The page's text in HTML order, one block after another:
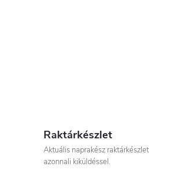
Raktárkészlet
Aktuális naprakész raktárkészlet
azonnali kiküldéssel.